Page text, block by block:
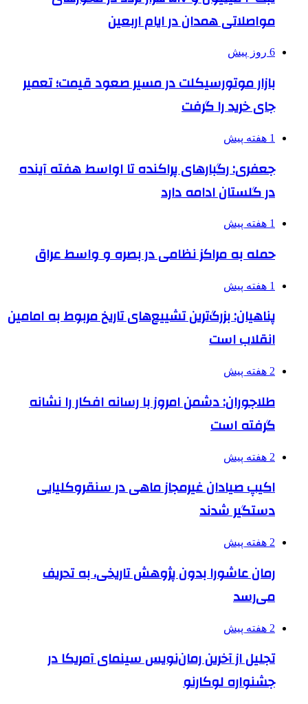
مواصلاتی همدان در ایام اربعین
6 روز پیش
بازار موتورسیکلت در مسیر صعود قیمت؛ تعمیر
جای خرید را گرفت
1 هفته پیش
جعفری: رگبارهای پراکنده تا اواسط هفته آینده
در گلستان ادامه دارد
1 هفته پیش
حمله به مراکز نظامی در بصره و واسط عراق
1 هفته پیش
پناهیان: بزرگ‌ترین تشییع‌های تاریخ مربوط به امامین
انقلاب است
2 هفته پیش
طلاجوران: دشمن امروز با رسانه افکار را نشانه
گرفته است
2 هفته پیش
اکیپ صیادان غیرمجاز ماهی در سنقروکلیایی
دستگیر شدند
2 هفته پیش
رمان عاشورا بدون پژوهش تاریخی، به تحریف
می‌رسد
2 هفته پیش
تجلیل از آخرین رمان‌نویس سینمای آمریکا در
جشنواره لوکارنو